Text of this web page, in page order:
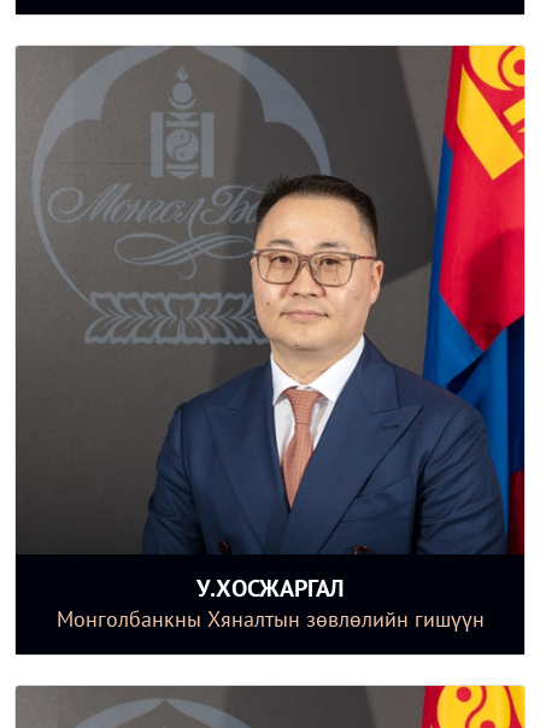
У.ХОСЖАРГАЛ
Монголбанкны Хяналтын зөвлөлийн гишүүн